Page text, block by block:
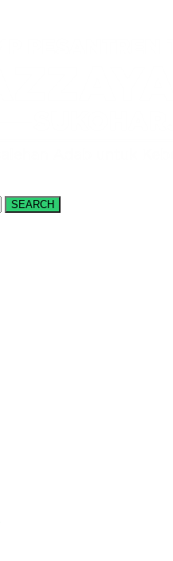
SEARCH